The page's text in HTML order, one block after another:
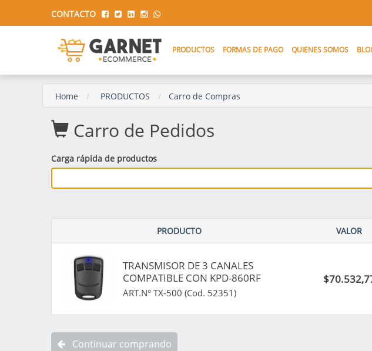
CONTACTO
PRODUCTOS FORMAS DE PAGO QUIENES SOMOS
Home PRODUCTOS Carro de Compras
Carro de Pedidos
Carga rápida de productos
PRODUCTO VALOR
TRANSMISOR DE 3 CANALES
COMPATIBLE CON KPD-860RF
ART.N° TX-500 (Cod. 52351)
Continuar comprando